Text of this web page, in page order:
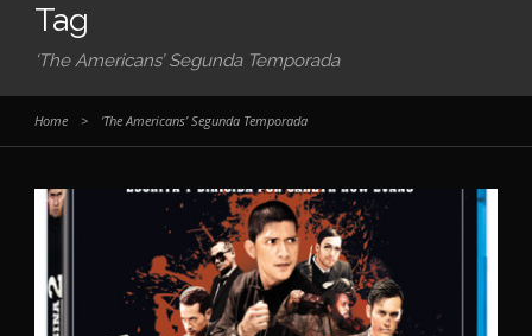
Tag
‘The Americans’ Segunda Temporada
Home > ‘The Americans’ Segunda Temporada